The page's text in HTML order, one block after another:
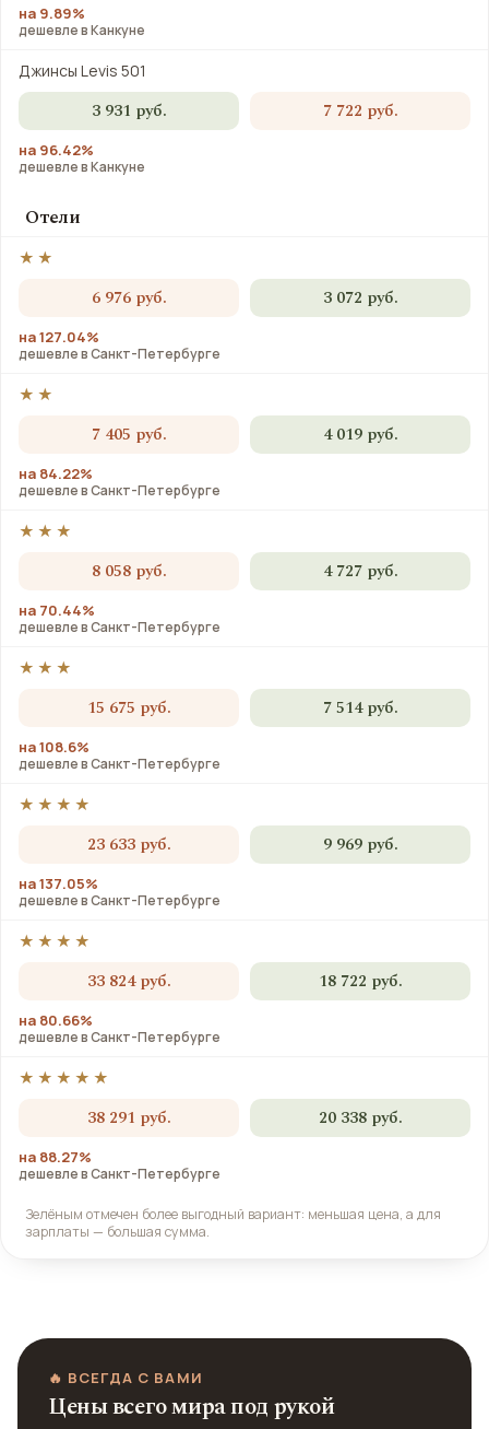
на 9.89%
дешевле в Канкуне
Джинсы Levis 501
3 931 руб. 7 722 руб.
на 96.42%
дешевле в Канкуне
Отели
★★
6 976 руб. 3 072 руб.
на 127.04%
дешевле в Санкт-Петербурге
★★
7 405 руб. 4 019 руб.
на 84.22%
дешевле в Санкт-Петербурге
★★★
8 058 руб. 4 727 руб.
на 70.44%
дешевле в Санкт-Петербурге
★★★
15 675 руб. 7 514 руб.
на 108.6%
дешевле в Санкт-Петербурге
★★★★
23 633 руб. 9 969 руб.
на 137.05%
дешевле в Санкт-Петербурге
★★★★
33 824 руб. 18 722 руб.
на 80.66%
дешевле в Санкт-Петербурге
★★★★★
38 291 руб. 20 338 руб.
на 88.27%
дешевле в Санкт-Петербурге
Зелёным отмечен более выгодный вариант: меньшая цена, а для
зарплаты — большая сумма.
🔥 ВСЕГДА С ВАМИ
Цены всего мира под рукой